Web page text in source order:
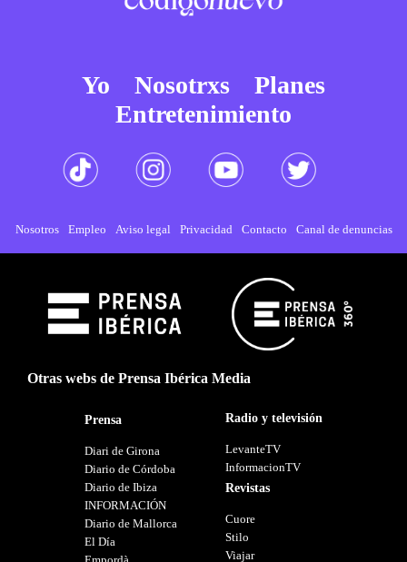
Yo Nosotrxs
Planes
Entretenimiento
Nosotros Empleo Aviso legal Privacidad Contacto Canal de denuncias
Otras webs de Prensa Ibérica Media
Prensa
Diari de Girona
Diario de Córdoba
Diario de Ibiza
INFORMACIÓN
Diario de Mallorca
El Día
Radio y televisión
LevanteTV
InformacionTV
Revistas
Cuore
Stilo
Viajar